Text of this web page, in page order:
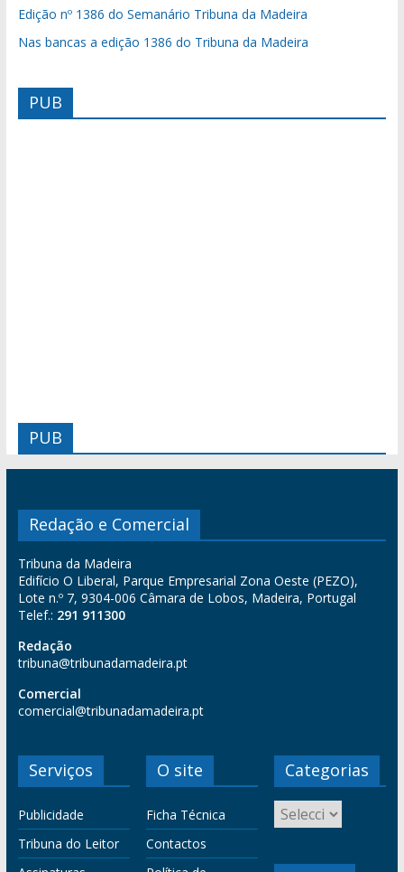
Edição nº 1386 do Semanário Tribuna da Madeira
Nas bancas a edição 1386 do Tribuna da Madeira
PUB
PUB
Redação e Comercial
Tribuna da Madeira
Edifício O Liberal, Parque Empresarial Zona Oeste (PEZO),
Lote n.º 7, 9304-006 Câmara de Lobos, Madeira, Portugal
Telef.: 291 911300
Redação
tribuna@tribunadamadeira.pt
Comercial
comercial@tribunadamadeira.pt
Serviços
Publicidade
Tribuna do Leitor
O site
Ficha Técnica
Contactos
Categorias